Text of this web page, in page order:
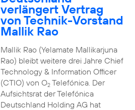
verlängert Vertrag
von Technik-Vorstand
Mallik Rao
Mallik Rao (Yelamate Mallikarjuna
Rao) bleibt weitere drei Jahre Chief
Technology & Information Officer
(CTIO) von O2Telefónica. Der
Aufsichtsrat der Telefónica
Deutschland Holding AG hat